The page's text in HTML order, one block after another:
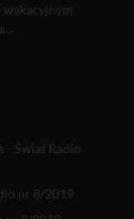
wakacyjnym
- Świat Radio
nr 8/2019